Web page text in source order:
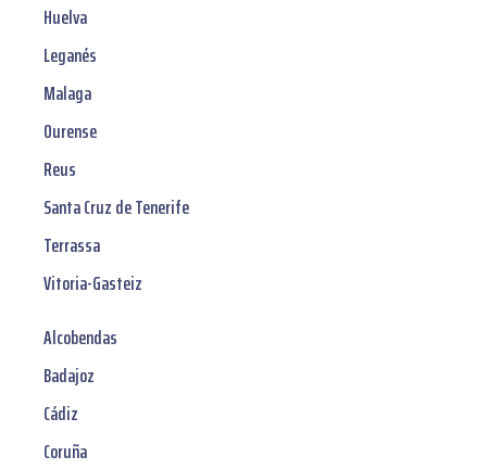
Huelva
Leganés
Malaga
Ourense
Reus
Santa Cruz de Tenerife
Terrassa
Vitoria-Gasteiz
Alcobendas
Badajoz
Cádiz
Coruña